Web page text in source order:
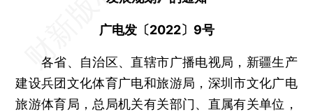
广电发〔2022〕9号
各省、自治区、直辖市广播电视局，新疆生产
建设兵团文化体育广电和旅游局，深圳市文化广电
旅游体育局，总局机关有关部门、直属有关单位，